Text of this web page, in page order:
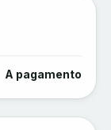
A pagamento